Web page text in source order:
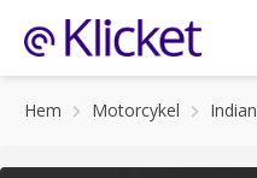
Hem Motorcykel Indian